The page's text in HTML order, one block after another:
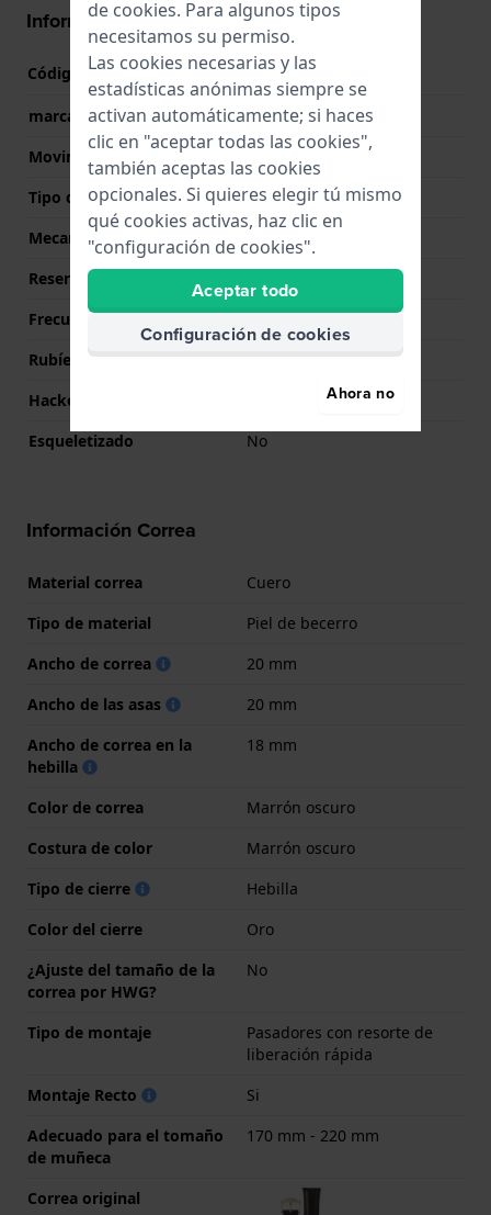
Información del movimiento
Código de Movimiento R26 (Ver especificaciones
marca del movimiento
LIP
Movimiento suizo
Tipo de pantalla
analógico
Mecanismo
Mecánico Automático
Reserva de poder
Frecuencia
21600
Rubíes
21
Hackeable
Esqueletizado
No
Información Correa
Material correa
Cuero
Tipo de material
Piel de becerro
Ancho de correa
20 mm
Ancho de las asas
20 mm
Ancho de correa en la
hebilla
18 mm
Color de correa
Marrón oscuro
Costura de color
Marrón oscuro
Tipo de cierre
Hebilla
Color del cierre
Oro
¿Ajuste del tamaño de la
correa por HWG?
No
Tipo de montaje
Pasadores con resorte de
liberación rápida
Montaje Recto
Si
Adecuado para el tomaño
de muñeca
170 mm - 220 mm
Correa original
de cookies. Para algunos tipos
necesitamos su permiso.
Las cookies necesarias y las
estadísticas anónimas siempre se
activan automáticamente; si haces
clic en "aceptar todas las cookies",
también aceptas las cookies
opcionales. Si quieres elegir tú mismo
qué cookies activas, haz clic en
"configuración de cookies".
Aceptar todo
Configuración de cookies
Ahora no